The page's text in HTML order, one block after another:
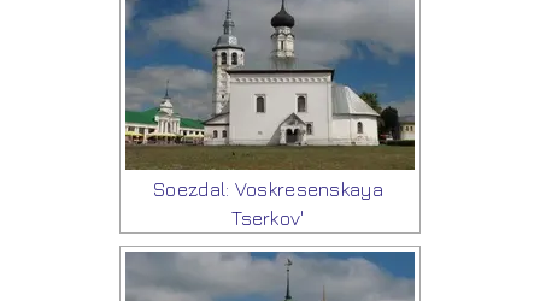
Soezdal: Voskresenskaya
Tserkov'